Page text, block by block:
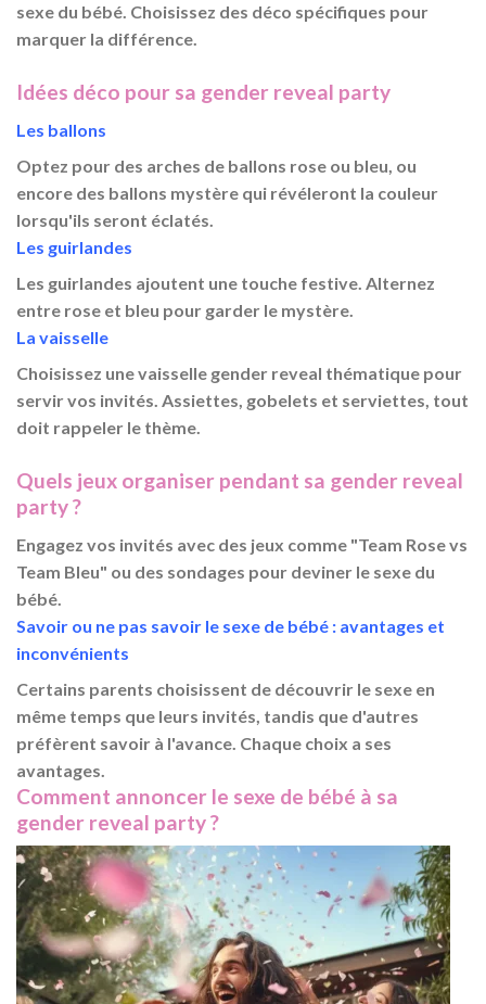
sexe du bébé. Choisissez des déco spécifiques pour
marquer la différence.
Idées déco pour sa gender reveal party
Les ballons
Optez pour des arches de ballons rose ou bleu, ou
encore des ballons mystère qui révéleront la couleur
lorsqu'ils seront éclatés.
Les guirlandes
Les guirlandes ajoutent une touche festive. Alternez
entre rose et bleu pour garder le mystère.
La vaisselle
Choisissez unevaisselle gender reveal thématique pour
servir vos invités. Assiettes, gobelets et serviettes, tout
doit rappeler le thème.
Quels jeux organiser pendant sa gender reveal
party ?
Engagez vos invités avec des jeux comme "Team Rose vs
Team Bleu" ou des sondages pour deviner le sexe du
bébé.
Savoir ou ne pas savoir le sexe de bébé : avantages et
inconvénients
Certains parents choisissent de découvrir le sexe en
même temps que leurs invités, tandis que d'autres
préfèrent savoir à l'avance. Chaque choix a ses
avantages.
Comment annoncer le sexe de bébé à sa
gender reveal party ?